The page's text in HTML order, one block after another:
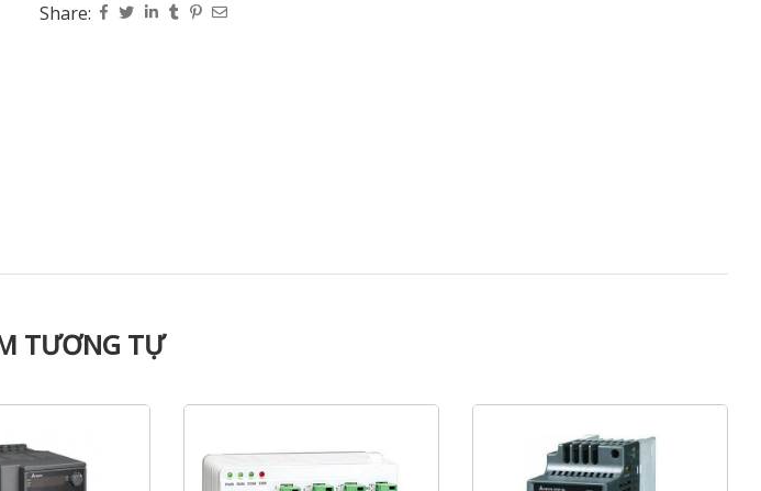
Share:
TƯƠNG TỰ